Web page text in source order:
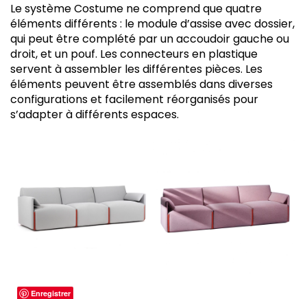
Le système Costume ne comprend que quatre
éléments différents : le module d’assise avec dossier,
qui peut être complété par un accoudoir gauche ou
droit, et un pouf. Les connecteurs en plastique
servent à assembler les différentes pièces. Les
éléments peuvent être assemblés dans diverses
configurations et facilement réorganisés pour
s’adapter à différents espaces.
Enregistrer